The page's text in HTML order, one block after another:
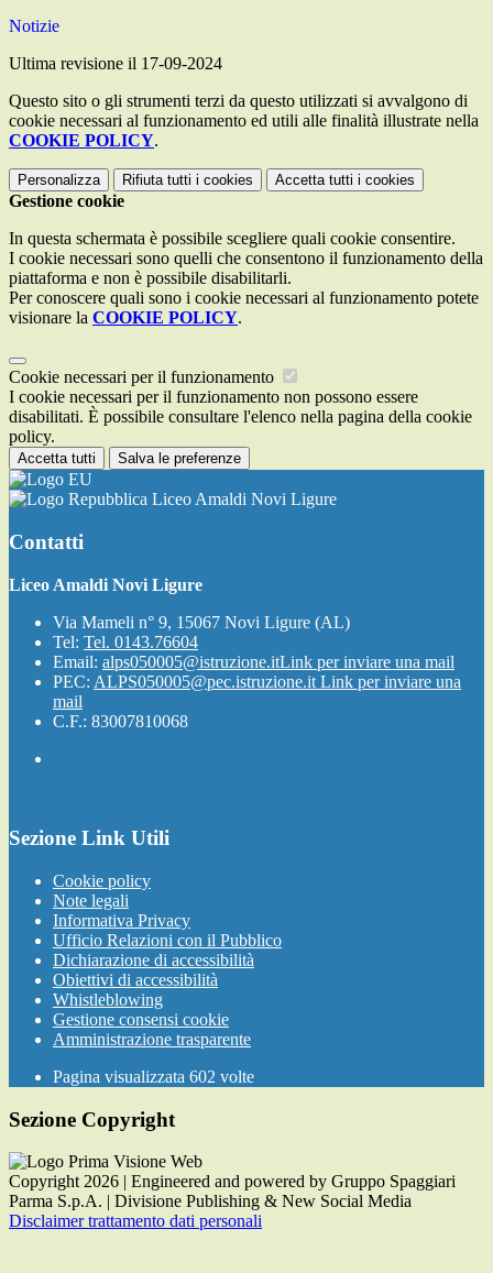
Notizie
Ultima revisione il 17-09-2024
Questo sito o gli strumenti terzi da questo utilizzati si avvalgono di
cookie necessari al funzionamento ed utili alle finalità illustrate nella
COOKIE POLICY.
Personalizza Rifiuta tutti i cookies Accetta tutti i cookies
Gestione cookie
In questa schermata è possibile scegliere quali cookie consentire.
I cookie necessari sono quelli che consentono il funzionamento della
piattaforma e non è possibile disabilitarli.
Per conoscere quali sono i cookie necessari al funzionamento potete
visionare la COOKIE POLICY.
Cookie necessari per il funzionamento
I cookie necessari per il funzionamento non possono essere
disabilitati. È possibile consultare l'elenco nella pagina della cookie
policy.
Accetta tutti Salva le preferenze
Liceo Amaldi Novi Ligure
Contatti
Liceo Amaldi Novi Ligure
Via Mameli n° 9, 15067 Novi Ligure (AL)
Tel: Tel. 0143.76604
Email: alps050005@istruzione.itLink per inviare una mail
PEC: ALPS050005@pec.istruzione.it Link per inviare una
mail
C.F.: 83007810068
Sezione Link Utili
Cookie policy
Note legali
Informativa Privacy
Ufficio Relazioni con il Pubblico
Dichiarazione di accessibilità
Obiettivi di accessibilità
Whistleblowing
Gestione consensi cookie
Amministrazione trasparente
Pagina visualizzata 602 volte
Sezione Copyright
Copyright 2026 | Engineered and powered by Gruppo Spaggiari
Parma S.p.A. | Divisione Publishing & New Social Media
Disclaimer trattamento dati personali